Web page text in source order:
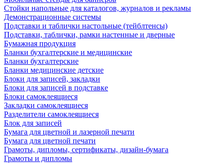
Стойки напольные для каталогов, журналов и рекламы
Демонстрационные системы
Подставки и таблички настольные (тейблтенсы)
Подставки, таблички, рамки настенные и дверные
Бумажная продукция
Бланки бухгалтерские и медицинские
Бланки бухгалтерские
Бланки медицинские детские
Блоки для записей, закладки
Блоки для записей в подставке
Блоки самоклеящиеся
Закладки самоклеящиеся
Разделители самоклеящиеся
Блок для записей
Бумага для цветной и лазерной печати
Бумага для цветной печати
Грамоты, дипломы, сертификаты, дизайн-бумага
Грамоты и дипломы